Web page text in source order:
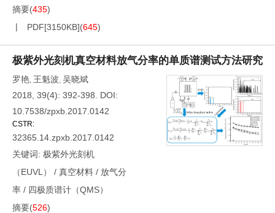
摘要(435)
PDF[3150KB](645)
极紫外光刻机真空材料放气分率的单质谱测试方法研究
罗艳, 王魁波, 吴晓斌
2018, 39(4): 392-398.
DOI:
10.7538/zpxb.2017.0142
CSTR:
32365.14.zpxb.2017.0142
关键词: 极紫外光刻机
（EUVL）
/ 真空材料 / 放气分
率 / 四极质谱计（QMS）
摘要(526)